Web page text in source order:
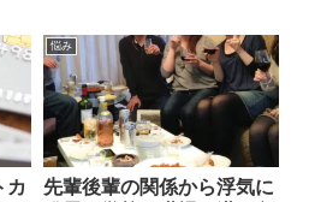
カ
悩み
先輩後輩の関係から浮気に